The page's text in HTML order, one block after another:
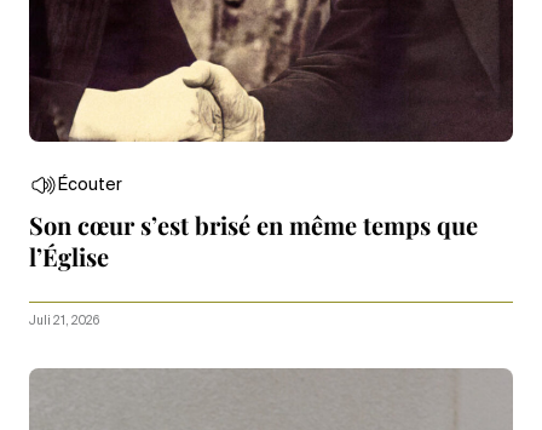
Écouter
Son cœur s’est brisé en même temps que
l’Église
Juli 21, 2026